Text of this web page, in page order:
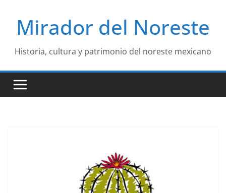
contenido
Mirador del Noreste
Historia, cultura y patrimonio del noreste mexicano